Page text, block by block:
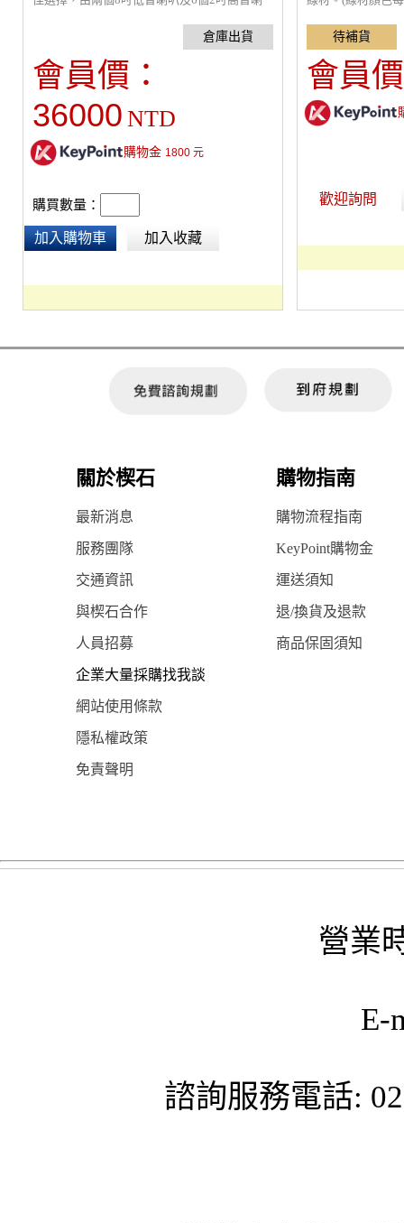
叭，朝向歌手，可清晰聽到自己的聲音，5個
6.35mm及XLR通用輸入口，適合各種樂器及麥
克風，獨立的EQ調整及特效設定。可藍芽連接
錄。適街頭藝人，彈唱表演 、練舞、聚會K
內置鋰電池。可使用6小時。重量13.6 Kg
會員價：
36000 NTD
購物金 1800元
購買數量：
加入購物車 加入收藏
會員
歡迎詢問
關於楔石 購物指南
最新消息 購物流程指南
服務團隊 KeyPoint購物金
交通資訊 運送須知
與楔石合作 退/換貨及退款
人員招募 商品保固須知
企業大量採購找我談
網站使用條款
隱私權政策
免責聲明
營業
E-
諮詢服務電話: